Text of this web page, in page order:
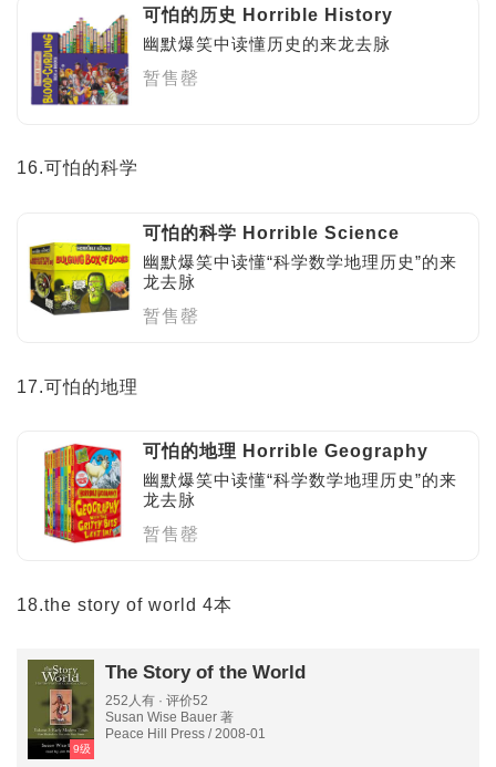
可怕的历史 Horrible History
幽默爆笑中读懂历史的来龙去脉
暂售罄
16.可怕的科学
可怕的科学 Horrible Science
幽默爆笑中读懂“科学数学地理历史”的来
龙去脉
暂售罄
17.可怕的地理
可怕的地理 Horrible Geography
幽默爆笑中读懂“科学数学地理历史”的来
龙去脉
暂售罄
18.the story of world 4本
9级
The Story of the World
252人有 · 评价52
Susan Wise Bauer 著
Peace Hill Press / 2008-01